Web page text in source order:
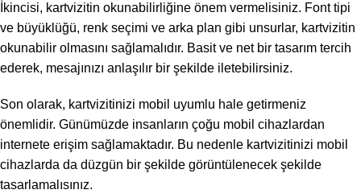
İkincisi, kartvizitin okunabilirliğine önem vermelisiniz. Font tipi
ve büyüklüğü, renk seçimi ve arka plan gibi unsurlar, kartvizitin
okunabilir olmasını sağlamalıdır. Basit ve net bir tasarım tercih
ederek, mesajınızı anlaşılır bir şekilde iletebilirsiniz.
Son olarak, kartvizitinizi mobil uyumlu hale getirmeniz
önemlidir. Günümüzde insanların çoğu mobil cihazlardan
internete erişim sağlamaktadır. Bu nedenle kartvizitinizi mobil
cihazlarda da düzgün bir şekilde görüntülenecek şekilde
tasarlamalısınız.